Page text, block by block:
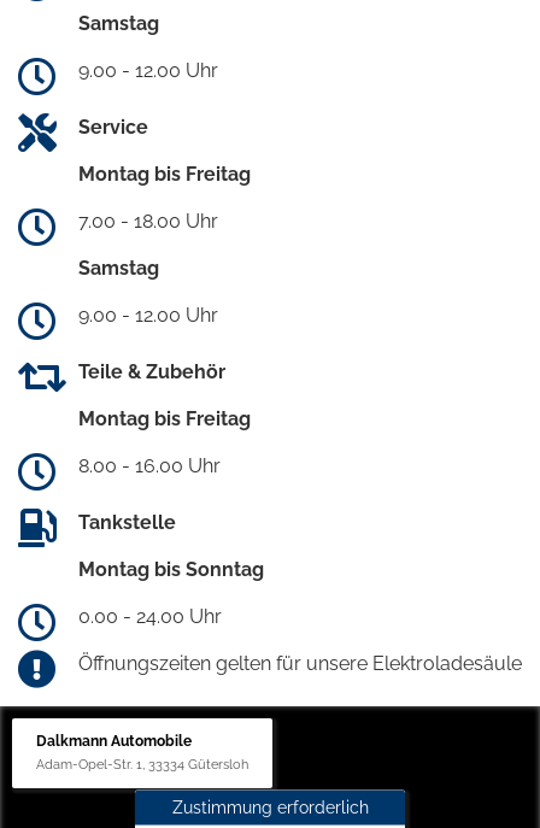
Samstag
9.00 - 12.00 Uhr
Service
Montag bis Freitag
7.00 - 18.00 Uhr
Samstag
9.00 - 12.00 Uhr
Teile & Zubehör
Montag bis Freitag
8.00 - 16.00 Uhr
Tankstelle
Montag bis Sonntag
0.00 - 24.00 Uhr
Öffnungszeiten gelten für unsere Elektroladesäule
Dalkmann Automobile
Adam-Opel-Str. 1, 33334 Gütersloh
Zustimmung erforderlich